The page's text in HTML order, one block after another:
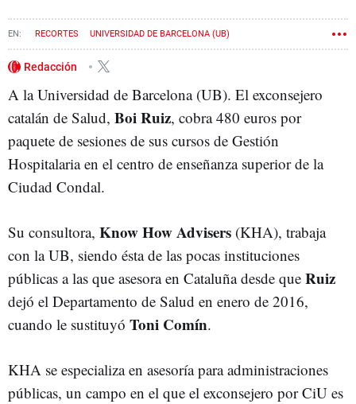
RECORTES UNIVERSIDAD DE BARCELONA (UB)
Redacción
A la Universidad de Barcelona (UB). El exconsejero
catalán de Salud, Boi Ruiz, cobra 480 euros por
paquete de sesiones de sus cursos de Gestión
Hospitalaria en el centro de enseñanza superior de la
Ciudad Condal.
Su consultora, Know How Advisers (KHA), trabaja
con la UB, siendo ésta de las pocas instituciones
públicas a las que asesora en Cataluña desde que Ruiz
dejó el Departamento de Salud en enero de 2016,
cuando le sustituyó Toni Comín.
KHA se especializa en asesoría para administraciones
públicas, un campo en el que el exconsejero por CiU es